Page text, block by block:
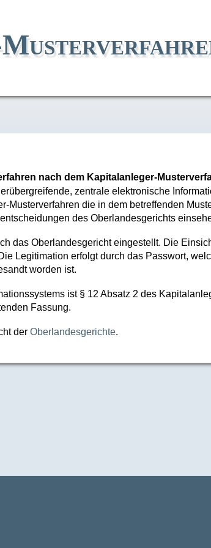
nach dem Kapitalanleger-
zentrale elektronische
Musterverfahren die in dem betreffenden
des Oberlandesgerichts
das Oberlandesgericht eingestellt. Die
Legitimation erfolgt durch das Passwort,
worden ist.
ist § 12 Absatz 2 des
Fassung.
der Oberlandesgerichte.